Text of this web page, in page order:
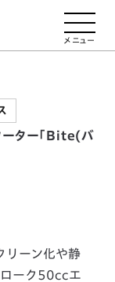
ーター「Bite(バ
ーン化や静
ーク50ccエ